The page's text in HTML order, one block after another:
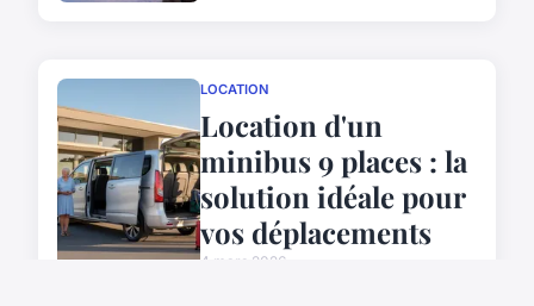
LOCATION
Location d'un
minibus 9 places : la
solution idéale pour
vos déplacements
4 mars 2026